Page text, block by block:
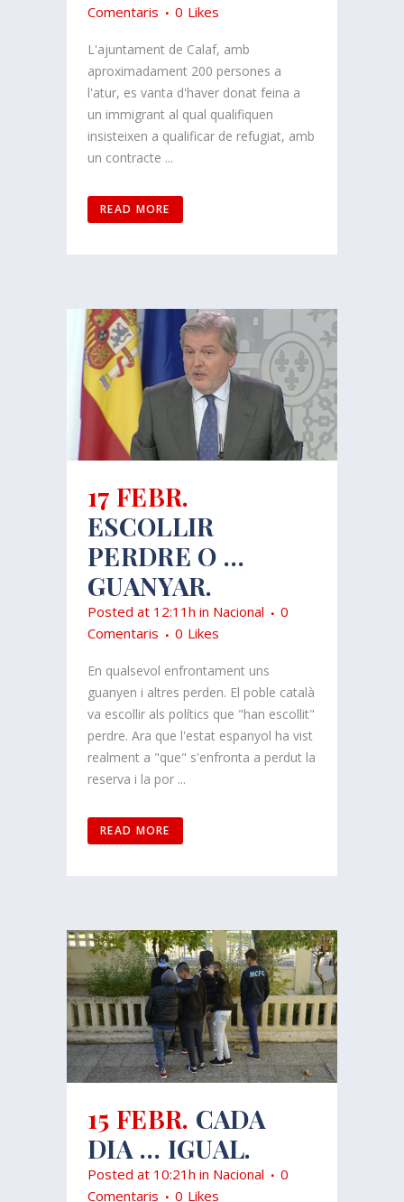
Comentaris
0 Likes
L'ajuntament de Calaf, amb
aproximadament 200 persones a
l'atur, es vanta d'haver donat feina a
un immigrant al qual qualifiquen
insisteixen a qualificar de refugiat, amb
un contracte ...
READ MORE
17 FEBR.
ESCOLLIR
PERDRE O …
GUANYAR.
Posted at 12:11h in Nacional
0
Comentaris
0 Likes
En qualsevol enfrontament uns
guanyen i altres perden. El poble català
va escollir als polítics que "han escollit"
perdre. Ara que l'estat espanyol ha vist
realment a "que" s'enfronta a perdut la
reserva i la por ...
READ MORE
15 FEBR. CADA
DIA … IGUAL.
Posted at 10:21h in Nacional
0
Comentaris
0 Likes